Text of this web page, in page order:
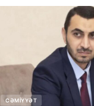
CƏMIYYƏT